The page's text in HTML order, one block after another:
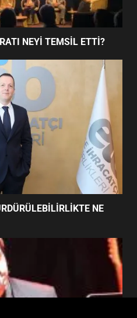
NE BAŞARDI?
MÜZELERİNDE SÜRE
NE DEĞİŞTİ?
SATRANÇ
KAYITLARI NEYİ
BELEDİYESPOR’DA
NASIL
NEYİ TEMSİL ETTİ?
NE